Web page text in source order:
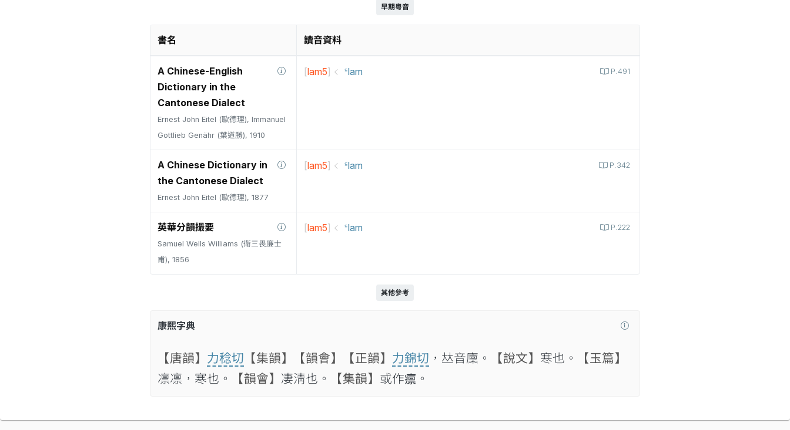
早期粵音
書名 讀音資料
A Chinese-English
Dictionary in the
Cantonese Dialect
Ernest John Eitel (歐德理), Immanuel
Gottlieb Genähr (葉道勝), 1910
P.491
[lam5] ꜃lam
A Chinese Dictionary in
the Cantonese Dialect
Ernest John Eitel (歐德理), 1877
P.342
[lam5] ꜃lam
英華分韻撮要
Samuel Wells Williams (衛三畏廉士
甫), 1856
P.222
[lam5] ꜃lam
其他參考
康熙字典
【唐韻】 力稔切 【集韻】 【韻會】 【正韻】 力錦切 ，𠀤音廩。 【說文】 寒也。
【玉篇】
凛凛，寒也。
【韻會】 凄淸也。 【集韻】 或作𤺡。